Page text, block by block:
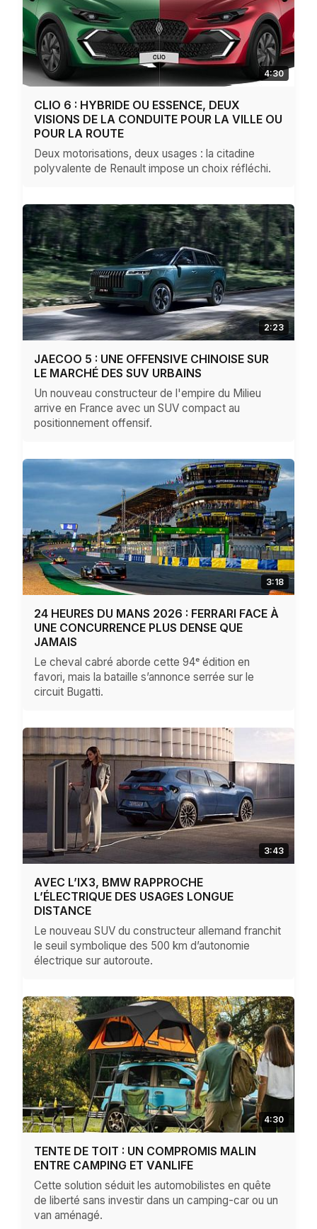
4:30
CLIO 6 : HYBRIDE OU ESSENCE, DEUX
VISIONS DE LA CONDUITE POUR LA VILLE OU
POUR LA ROUTE
Deux motorisations, deux usages : la citadine
polyvalente de Renault impose un choix réfléchi.
2:23
JAECOO 5 : UNE OFFENSIVE CHINOISE SUR
LE MARCHÉ DES SUV URBAINS
Un nouveau constructeur de l'empire du Milieu
arrive en France avec un SUV compact au
positionnement offensif.
3:18
24 HEURES DU MANS 2026 : FERRARI FACE À
UNE CONCURRENCE PLUS DENSE QUE
JAMAIS
Le cheval cabré aborde cette 94ᵉ édition en
favori, mais la bataille s’annonce serrée sur le
circuit Bugatti.
3:43
AVEC L’IX3, BMW RAPPROCHE
L’ÉLECTRIQUE DES USAGES LONGUE
DISTANCE
Le nouveau SUV du constructeur allemand franchit
le seuil symbolique des 500 km d’autonomie
électrique sur autoroute.
4:30
TENTE DE TOIT : UN COMPROMIS MALIN
ENTRE CAMPING ET VANLIFE
Cette solution séduit les automobilistes en quête
de liberté sans investir dans un camping-car ou un
van aménagé.